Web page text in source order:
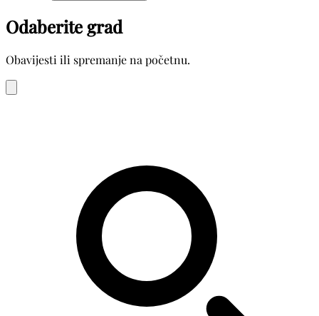
Odaberite grad
Obavijesti ili spremanje na početnu.